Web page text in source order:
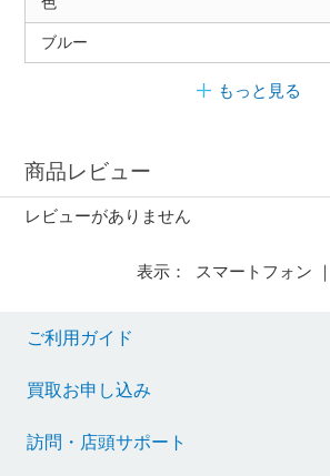
ブルー
もっと見る
商品レビュー
レビューがありません
表示： スマートフォン ｜
ご利用ガイド
買取お申し込み
訪問・店頭サポート